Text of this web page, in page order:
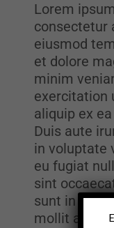
Lorem
consectetur
eiusmod
et dolore
minim
exercitation
aliquip ex
Duis aute
in voluptate
eu fugiat
sint
sunt in
mollit anim